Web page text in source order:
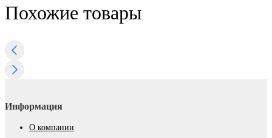
Похожие товары
Информация
О компании